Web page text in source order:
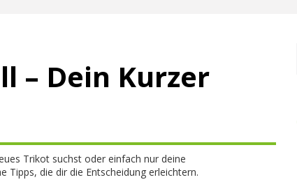
– Dein Kurzer
Trikot suchst oder einfach nur deine
die dir die Entscheidung erleichtern.